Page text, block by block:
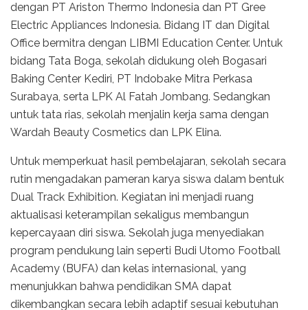
dengan PT Ariston Thermo Indonesia dan PT Gree
Electric Appliances Indonesia. Bidang IT dan Digital
Office bermitra dengan LIBMI Education Center. Untuk
bidang Tata Boga, sekolah didukung oleh Bogasari
Baking Center Kediri, PT Indobake Mitra Perkasa
Surabaya, serta LPK Al Fatah Jombang. Sedangkan
untuk tata rias, sekolah menjalin kerja sama dengan
Wardah Beauty Cosmetics dan LPK Elina.
Untuk memperkuat hasil pembelajaran, sekolah secara
rutin mengadakan pameran karya siswa dalam bentuk
Dual Track Exhibition. Kegiatan ini menjadi ruang
aktualisasi keterampilan sekaligus membangun
kepercayaan diri siswa. Sekolah juga menyediakan
program pendukung lain seperti Budi Utomo Football
Academy (BUFA) dan kelas internasional, yang
menunjukkan bahwa pendidikan SMA dapat
dikembangkan secara lebih adaptif sesuai kebutuhan